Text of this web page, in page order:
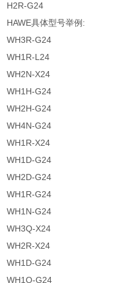
H2R-G24
HAWE具体型号举例:
WH3R-G24
WH1R-L24
WH2N-X24
WH1H-G24
WH2H-G24
WH4N-G24
WH1R-X24
WH1D-G24
WH2D-G24
WH1R-G24
WH1N-G24
WH3Q-X24
WH2R-X24
WH1D-G24
WH1Q-G24